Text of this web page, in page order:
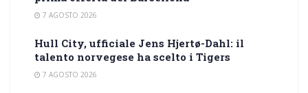
7 AGOSTO 2026
Hull City, ufficiale Jens Hjertø-Dahl: il
talento norvegese ha scelto i Tigers
7 AGOSTO 2026